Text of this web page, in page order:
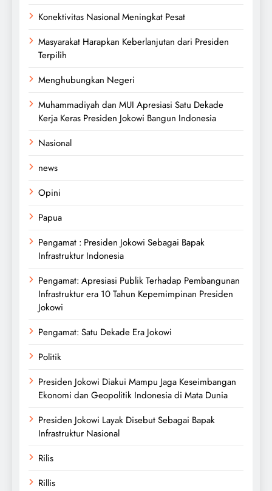
Konektivitas Nasional Meningkat Pesat
Masyarakat Harapkan Keberlanjutan dari Presiden
Terpilih
Menghubungkan Negeri
Muhammadiyah dan MUI Apresiasi Satu Dekade
Kerja Keras Presiden Jokowi Bangun Indonesia
Nasional
news
Opini
Papua
Pengamat : Presiden Jokowi Sebagai Bapak
Infrastruktur Indonesia
Pengamat: Apresiasi Publik Terhadap Pembangunan
Infrastruktur era 10 Tahun Kepemimpinan Presiden
Jokowi
Pengamat: Satu Dekade Era Jokowi
Politik
Presiden Jokowi Diakui Mampu Jaga Keseimbangan
Ekonomi dan Geopolitik Indonesia di Mata Dunia
Presiden Jokowi Layak Disebut Sebagai Bapak
Infrastruktur Nasional
Rilis
Rillis